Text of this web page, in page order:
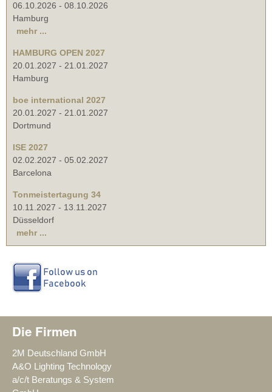
06.10.2026 - 08.10.2026
Hamburg
mehr ...
HAMBURG OPEN 2027
20.01.2027 - 21.01.2027
Hamburg
boe international 2027
20.01.2027 - 21.01.2027
Dortmund
ISE 2027
02.02.2027 - 05.02.2027
Barcelona
Tonmeistertagung 34
10.11.2027 - 13.11.2027
Düsseldorf
mehr ...
Die Firmen
2M Deutschland GmbH
A&O Lighting Technology
a/c/t Beratungs & System